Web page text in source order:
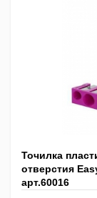
Точилка
отверстия
арт.60016